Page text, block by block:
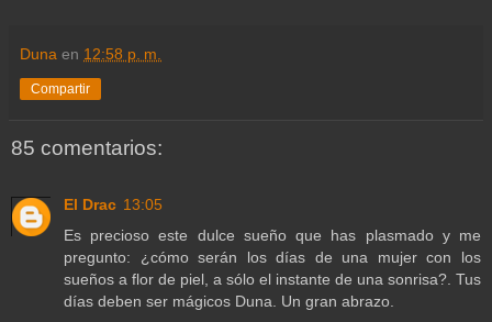
Duna en 12:58 p. m.
Compartir
85 comentarios:
El Drac 13:05
Es precioso este dulce sueño que has plasmado y me
pregunto: ¿cómo serán los días de una mujer con los
sueños a flor de piel, a sólo el instante de una sonrisa?. Tus
días deben ser mágicos Duna. Un gran abrazo.